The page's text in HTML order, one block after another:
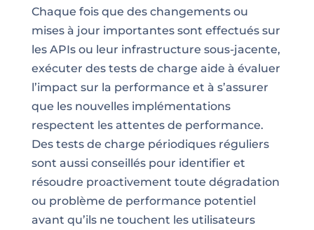
Chaque fois que des changements ou
mises à jour importantes sont effectués sur
les APIs ou leur infrastructure sous-jacente,
exécuter des tests de charge aide à évaluer
l’impact sur la performance et à s’assurer
que les nouvelles implémentations
respectent les attentes de performance.
Des tests de charge périodiques réguliers
sont aussi conseillés pour identifier et
résoudre proactivement toute dégradation
ou problème de performance potentiel
avant qu’ils ne touchent les utilisateurs